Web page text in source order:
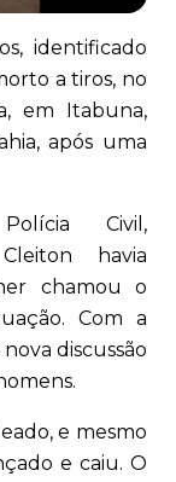
identificado
a tiros, no
em Itabuna,
após uma
Civil,
havia
chamou o
Com a
discussão
e mesmo
e caiu. O